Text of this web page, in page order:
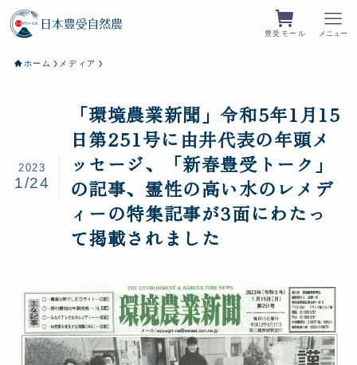
豊受モール メニュー
ホーム メディア
「環境農業新聞」令和5年1月15
日第251号に由井代表の年頭メ
ッセージ、「新春豊受トーク」
の記事、霊性の高い水のレメデ
ィーの特集記事が3面にわたっ
て掲載されました
2023
1/24